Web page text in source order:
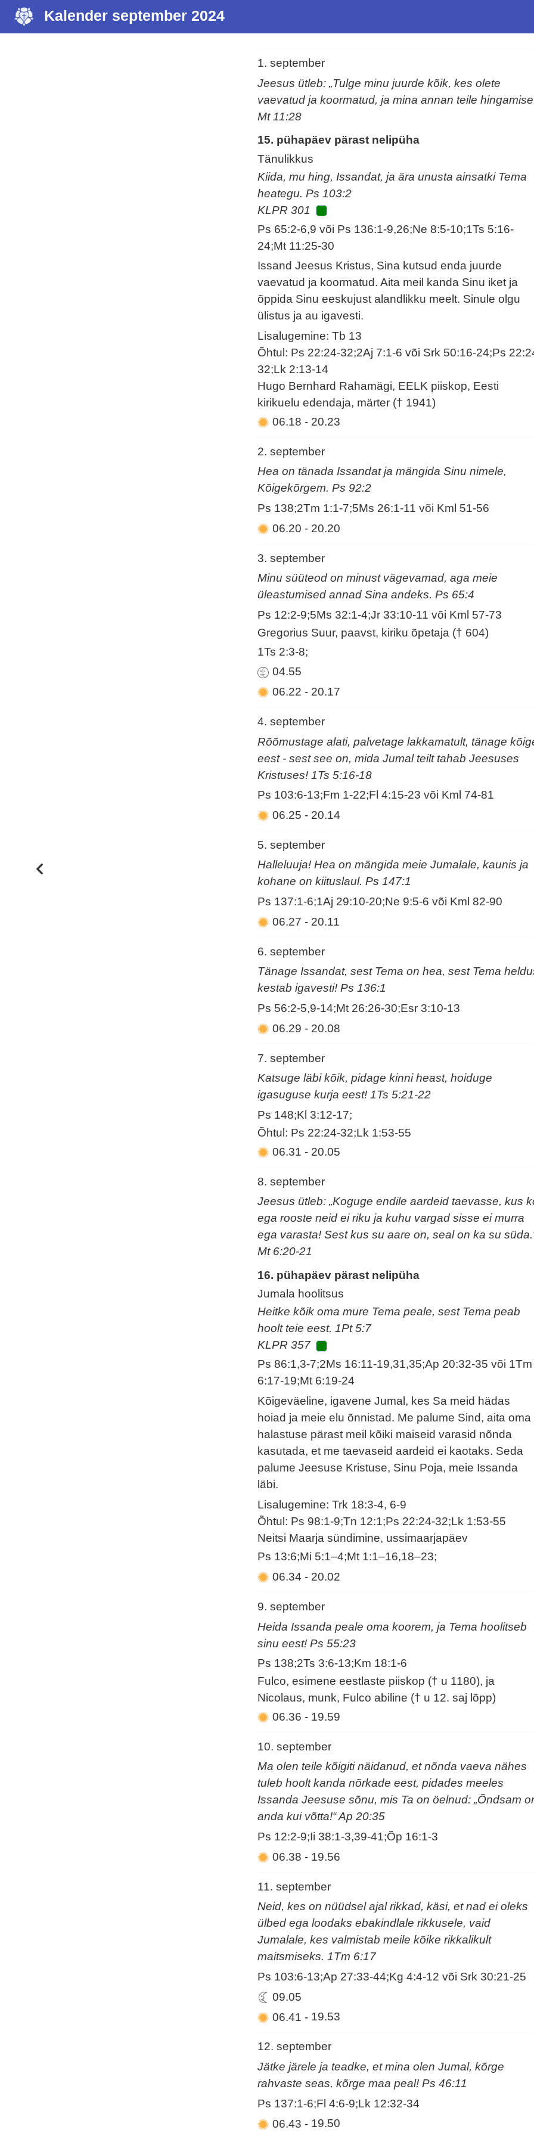
Kalender september 2024
1. september
Jeesus ütleb: „Tulge minu juurde kõik, kes olete
vaevatud ja koormatud, ja mina annan teile
Mt 11:28
15. pühapäev pärast nelipüha
Tänulikkus
Kiida, mu hing, Issandat, ja ära unusta ainsatki Tema
heategu. Ps 103:2
KLPR 301
Ps 65:2-6,9 või Ps 136:1-9,26;Ne 8:5-10;1Ts 5:16-
24;Mt 11:25-30
Issand Jeesus Kristus, Sina kutsud enda juurde
vaevatud ja koormatud. Aita meil kanda Sinu iket ja
õppida Sinu eeskujust alandlikku meelt. Sinule olgu
ülistus ja au igavesti.
Lisalugemine: Tb 13
Õhtul: Ps 22:24-32;2Aj 7:1-6 või Srk 50:16-24;Ps
32;Lk 2:13-14
Hugo Bernhard Rahamägi, EELK piiskop, Eesti
kirikuelu edendaja, märter († 1941)
06.18 - 20.23
2. september
Hea on tänada Issandat ja mängida Sinu nimele,
Kõigekõrgem. Ps 92:2
Ps 138;2Tm 1:1-7;5Ms 26:1-11 või Kml 51-56
06.20 - 20.20
3. september
Minu süüteod on minust vägevamad, aga meie
üleastumised annad Sina andeks. Ps 65:4
Ps 12:2-9;5Ms 32:1-4;Jr 33:10-11 või Kml 57-73
Gregorius Suur, paavst, kiriku õpetaja († 604)
1Ts 2:3-8;
04.55
06.22 - 20.17
4. september
Rõõmustage alati, palvetage lakkamatult, tänage
eest - sest see on, mida Jumal teilt tahab Jeesuses
Kristuses! 1Ts 5:16-18
Ps 103:6-13;Fm 1-22;Fl 4:15-23 või Kml 74-81
06.25 - 20.14
5. september
Halleluuja! Hea on mängida meie Jumalale, kaunis ja
kohane on kiituslaul. Ps 147:1
Ps 137:1-6;1Aj 29:10-20;Ne 9:5-6 või Kml 82-90
06.27 - 20.11
6. september
Tänage Issandat, sest Tema on hea, sest Tema
kestab igavesti! Ps 136:1
Ps 56:2-5,9-14;Mt 26:26-30;Esr 3:10-13
06.29 - 20.08
7. september
Katsuge läbi kõik, pidage kinni heast, hoiduge
igasuguse kurja eest! 1Ts 5:21-22
Ps 148;Kl 3:12-17;
Õhtul: Ps 22:24-32;Lk 1:53-55
06.31 - 20.05
8. september
Jeesus ütleb: „Koguge endile aardeid taevasse, kus
ega rooste neid ei riku ja kuhu vargad sisse ei murra
ega varasta! Sest kus su aare on, seal on ka su
Mt 6:20-21
16. pühapäev pärast nelipüha
Jumala hoolitsus
Heitke kõik oma mure Tema peale, sest Tema peab
hoolt teie eest. 1Pt 5:7
KLPR 357
Ps 86:1,3-7;2Ms 16:11-19,31,35;Ap 20:32-35 või 1Tm
6:17-19;Mt 6:19-24
Kõigeväeline, igavene Jumal, kes Sa meid hädas
hoiad ja meie elu õnnistad. Me palume Sind, aita oma
halastuse pärast meil kõiki maiseid varasid nõnda
kasutada, et me taevaseid aardeid ei kaotaks. Seda
palume Jeesuse Kristuse, Sinu Poja, meie Issanda
läbi.
Lisalugemine: Trk 18:3-4, 6-9
Õhtul: Ps 98:1-9;Tn 12:1;Ps 22:24-32;Lk 1:53-55
Neitsi Maarja sündimine, ussimaarjapäev
Ps 13:6;Mi 5:1–4;Mt 1:1–16,18–23;
06.34 - 20.02
9. september
Heida Issanda peale oma koorem, ja Tema hoolitseb
sinu eest! Ps 55:23
Ps 138;2Ts 3:6-13;Km 18:1-6
Fulco, esimene eestlaste piiskop († u 1180), ja
Nicolaus, munk, Fulco abiline († u 12. saj lõpp)
06.36 - 19.59
10. september
Ma olen teile kõigiti näidanud, et nõnda vaeva nähes
tuleb hoolt kanda nõrkade eest, pidades meeles
Issanda Jeesuse sõnu, mis Ta on öelnud: „Õndsam
anda kui võtta!“ Ap 20:35
Ps 12:2-9;Ii 38:1-3,39-41;Õp 16:1-3
06.38 - 19.56
11. september
Neid, kes on nüüdsel ajal rikkad, käsi, et nad ei oleks
ülbed ega loodaks ebakindlale rikkusele, vaid
Jumalale, kes valmistab meile kõike rikkalikult
maitsmiseks. 1Tm 6:17
Ps 103:6-13;Ap 27:33-44;Kg 4:4-12 või Srk 30:21-25
09.05
06.41 - 19.53
12. september
Jätke järele ja teadke, et mina olen Jumal, kõrge
rahvaste seas, kõrge maa peal! Ps 46:11
Ps 137:1-6;Fl 4:6-9;Lk 12:32-34
06.43 - 19.50